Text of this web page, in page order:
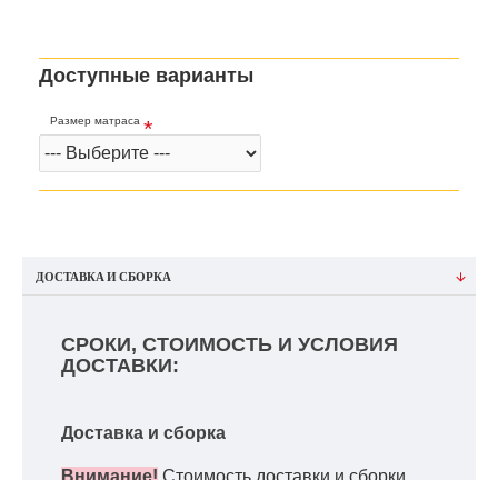
Доступные варианты
Размер матраса
ДОСТАВКА И СБОРКА
СРОКИ, СТОИМОСТЬ И УСЛОВИЯ
ДОСТАВКИ:
Доставка и сборка
Внимание! Стоимость доставки и сборки